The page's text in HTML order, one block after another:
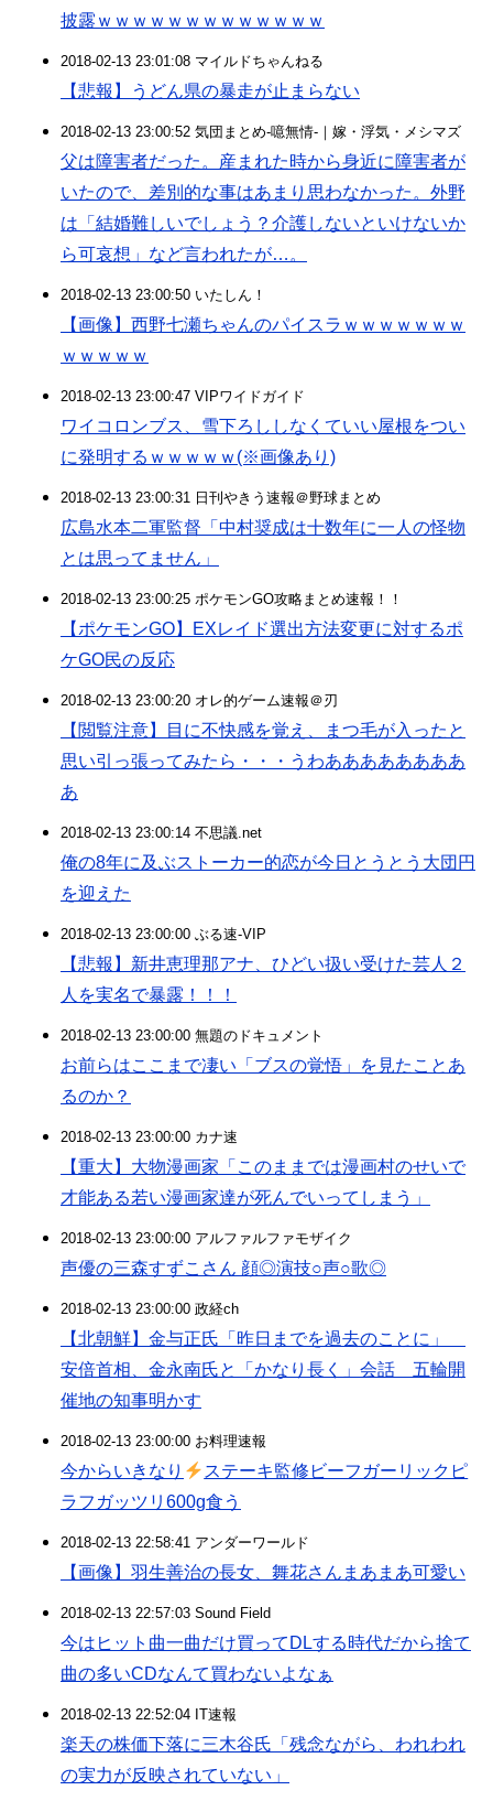
披露ｗｗｗｗｗｗｗｗｗｗｗｗｗ
2018-02-13 23:01:08 マイルドちゃんねる
【悲報】うどん県の暴走が止まらない
2018-02-13 23:00:52 気団まとめ-噫無情-｜嫁・浮気・メシマズ
父は障害者だった。産まれた時から身近に障害者が
いたので、差別的な事はあまり思わなかった。外野
は「結婚難しいでしょう？介護しないといけないか
ら可哀想」など言われたが…。
2018-02-13 23:00:50 いたしん！
【画像】西野七瀬ちゃんのパイスラｗｗｗｗｗｗｗ
ｗｗｗｗｗ
2018-02-13 23:00:47 VIPワイドガイド
ワイコロンブス、雪下ろししなくていい屋根をつい
に発明するｗｗｗｗｗ(※画像あり)
2018-02-13 23:00:31 日刊やきう速報＠野球まとめ
広島水本二軍監督「中村奨成は十数年に一人の怪物
とは思ってません」
2018-02-13 23:00:25 ポケモンGO攻略まとめ速報！！
【ポケモンGO】EXレイド選出方法変更に対するポ
ケGO民の反応
2018-02-13 23:00:20 オレ的ゲーム速報＠刃
【閲覧注意】目に不快感を覚え、まつ毛が入ったと
思い引っ張ってみたら・・・うわああああああああ
あ
2018-02-13 23:00:14 不思議.net
俺の8年に及ぶストーカー的恋が今日とうとう大団円
を迎えた
2018-02-13 23:00:00 ぶる速-VIP
【悲報】新井恵理那アナ、ひどい扱い受けた芸人２
人を実名で暴露！！！
2018-02-13 23:00:00 無題のドキュメント
お前らはここまで凄い「ブスの覚悟」を見たことあ
るのか？
2018-02-13 23:00:00 カナ速
【重大】大物漫画家「このままでは漫画村のせいで
才能ある若い漫画家達が死んでいってしまう」
2018-02-13 23:00:00 アルファルファモザイク
声優の三森すずこさん 顔◎演技○声○歌◎
2018-02-13 23:00:00 政経ch
【北朝鮮】金与正氏「昨日までを過去のことに」
安倍首相、金永南氏と「かなり長く」会話 五輪開
催地の知事明かす
2018-02-13 23:00:00 お料理速報
今からいきなり
ステーキ監修ビーフガーリックピ
ラフガッツリ600g食う
2018-02-13 22:58:41 アンダーワールド
【画像】羽生善治の長女、舞花さんまあまあ可愛い
2018-02-13 22:57:03 Sound Field
今はヒット曲一曲だけ買ってDLする時代だから捨て
曲の多いCDなんて買わないよなぁ
2018-02-13 22:52:04 IT速報
楽天の株価下落に三木谷氏「残念ながら、われわれ
の実力が反映されていない」